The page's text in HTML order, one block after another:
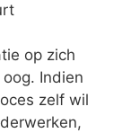
op zich
Indien
zelf wil